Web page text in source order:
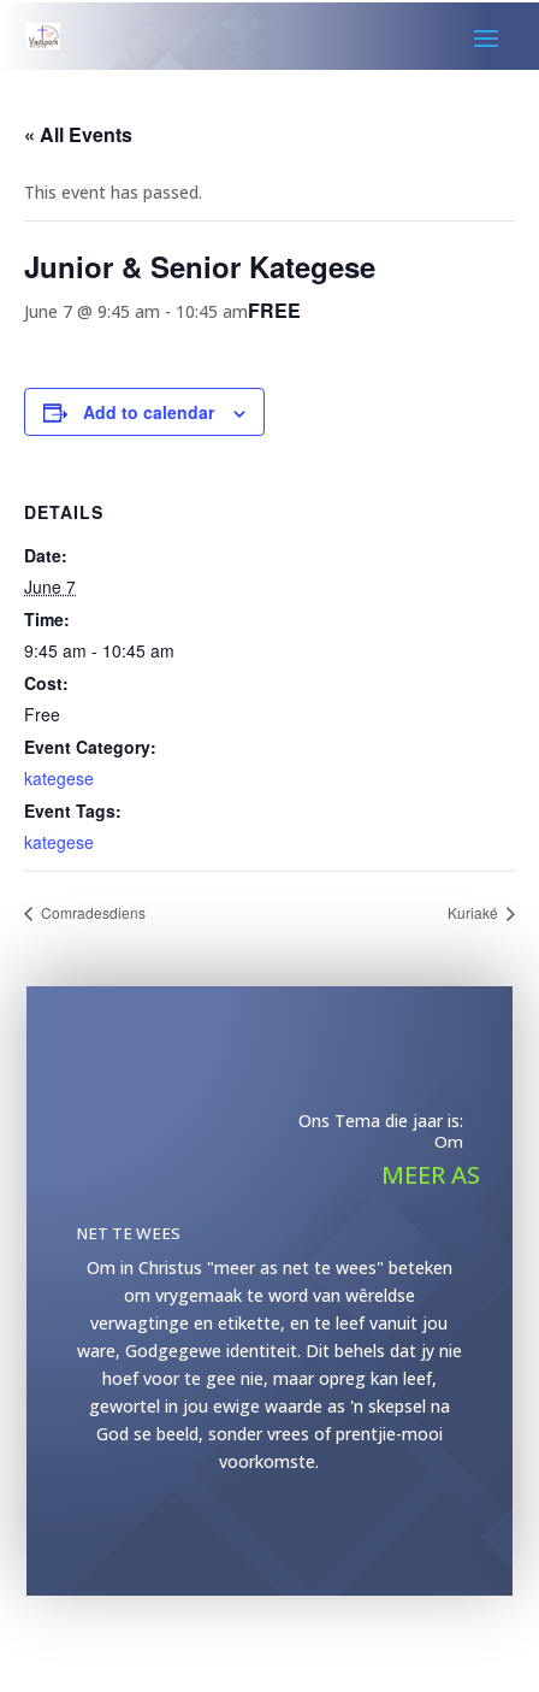
« All Events
This event has passed.
Junior & Senior Kategese
June 7 @ 9:45 am - 10:45 amFREE
Add to calendar
DETAILS
Date:
June 7
Time:
9:45 am - 10:45 am
Cost:
Free
Event Category:
kategese
Event Tags:
kategese
Comradesdiens Kuriaké
Ons Tema die jaar is:
Om
MEER AS
NET TE WEES
Om in Christus "meer as net te wees" beteken
om vrygemaak te word van wêreldse
verwagtinge en etikette, en te leef vanuit jou
ware, Godgegewe identiteit. Dit behels dat jy nie
hoef voor te gee nie, maar opreg kan leef,
gewortel in jou ewige waarde as 'n skepsel na
God se beeld, sonder vrees of prentjie-mooi
voorkomste.